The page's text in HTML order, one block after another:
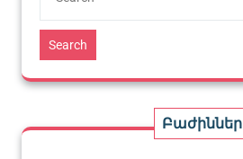
Search
Բաժիններ